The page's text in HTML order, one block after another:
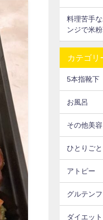
料理苦手
ンジで米
カテゴリ
5本指靴下
お風呂
その他美容
ひとりごと
アトピー
グルテン
ダイエット